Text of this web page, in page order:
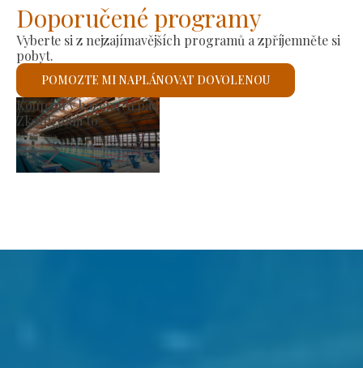
Doporučené programy
Vyberte si z nejzajímavějších programů a zpříjemněte si
pobyt.
POMOZTE MI NAPLÁNOVAT DOVOLENOU